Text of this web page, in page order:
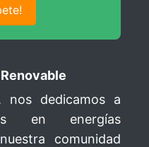
nos dedicamos a
en energías
comunidad